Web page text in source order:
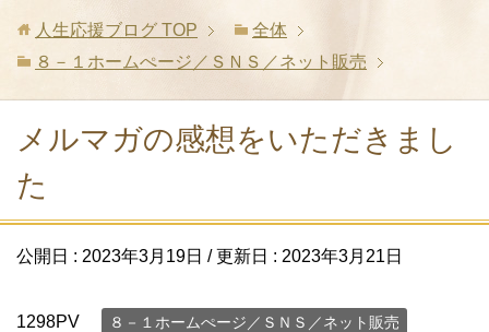
人生応援ブログ TOP
全体
８－１ホームぺージ／ＳＮＳ／ネット販売
メルマガの感想をいただきまし
た
公開日 : 2023年3月19日 / 更新日 : 2023年3月21日
1298PV ８－１ホームぺージ／ＳＮＳ／ネット販売